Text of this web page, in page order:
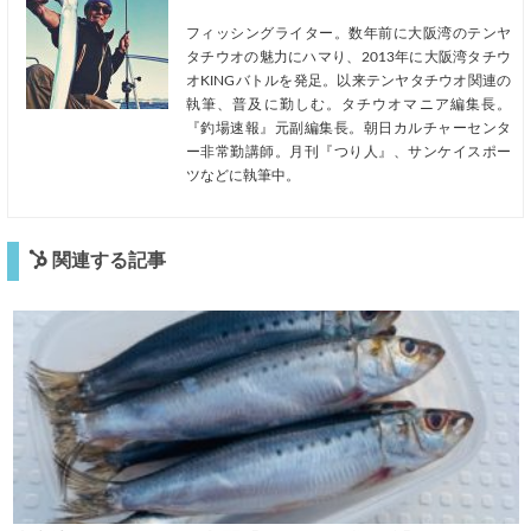
フィッシングライター。数年前に大阪湾のテンヤ
タチウオの魅力にハマり、2013年に大阪湾タチウ
オKINGバトルを発足。以来テンヤタチウオ関連の
執筆、普及に勤しむ。タチウオマニア編集長。
『釣場速報』元副編集長。朝日カルチャーセンタ
ー非常勤講師。月刊『つり人』、サンケイスポー
ツなどに執筆中。
関連する記事